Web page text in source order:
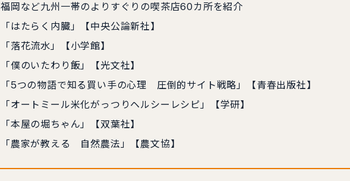
福岡など九州一帯のよりすぐりの喫茶店60カ所を紹介
「はたらく内臓」【中央公論新社】
「落花流水」【小学館】
「僕のいたわり飯」【光文社】
「5つの物語で知る買い手の心理 圧倒的サイト戦略」【青春出版社】
「オートミール米化がっつりヘルシーレシピ」【学研】
「本屋の堀ちゃん」【双葉社】
「農家が教える 自然農法」【農文協】